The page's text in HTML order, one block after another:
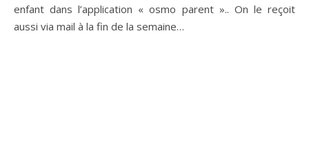
enfant dans l’application « osmo parent ».. On le reçoit
aussi via mail à la fin de la semaine…